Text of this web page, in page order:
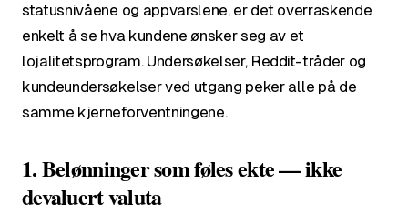
statusnivåene og appvarslene, er det overraskende
enkelt å se hva kundene ønsker seg av et
lojalitetsprogram. Undersøkelser, Reddit-tråder og
kundeundersøkelser ved utgang peker alle på de
samme kjerneforventningene.
1. Belønninger som føles ekte — ikke
devaluert valuta